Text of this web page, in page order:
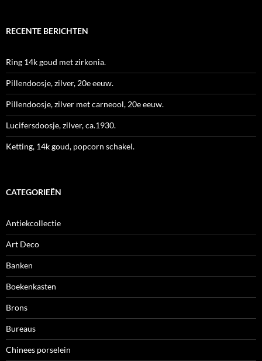
RECENTE BERICHTEN
Ring 14k goud met zirkonia.
Pillendoosje, zilver, 20e eeuw.
Pillendoosje, zilver met carneool, 20e eeuw.
Lucifersdoosje, zilver, ca.1930.
Ketting, 14k goud, popcorn schakel.
CATEGORIEËN
Antiekcollectie
Art Deco
Banken
Boekenkasten
Brons
Bureaus
Chinees porselein